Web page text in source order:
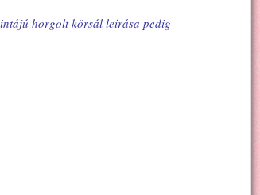
horgolt körsál leírása pedig